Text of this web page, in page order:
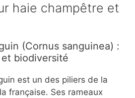
haie champêtre et
(Cornus sanguinea) :
biodiversité
est un des piliers de la
française. Ses rameaux